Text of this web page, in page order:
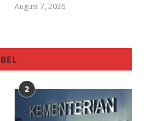
August 7, 2026
2